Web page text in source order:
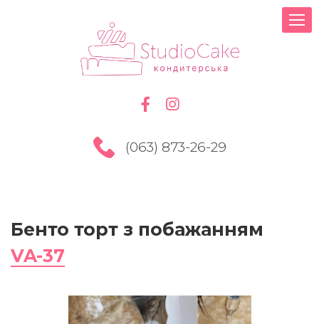
(063) 873-26-29
Бенто торт з побажанням
VA-37